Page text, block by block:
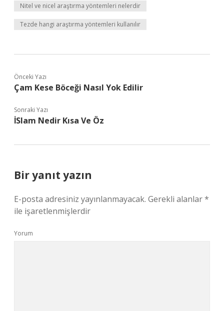
Nitel ve nicel araştırma yöntemleri nelerdir
Tezde hangi araştırma yöntemleri kullanılır
Önceki Yazı
Çam Kese Böceği Nasıl Yok Edilir
Sonraki Yazı
İSlam Nedir Kısa Ve Öz
Bir yanıt yazın
E-posta adresiniz yayınlanmayacak. Gerekli alanlar*
ile işaretlenmişlerdir
Yorum